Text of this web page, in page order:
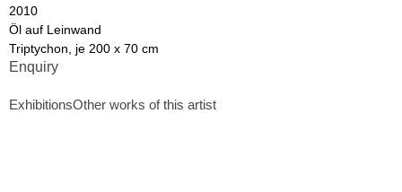
2010
Öl auf Leinwand
Triptychon, je 200 x 70 cm
Enquiry
ExhibitionsOther works of this artist